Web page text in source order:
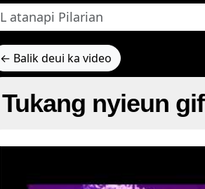
← Balik deui ka video
Tukang nyieun gif